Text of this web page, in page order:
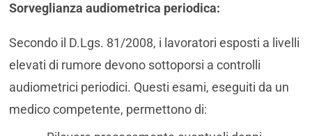
Sorveglianza audiometrica periodica:
Secondo il D.Lgs. 81/2008, i lavoratori esposti a livelli
elevati di rumore devono sottoporsi a controlli
audiometrici periodici. Questi esami, eseguiti da un
medico competente, permettono di: